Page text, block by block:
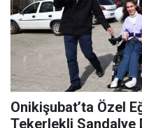
Onikişubat’ta Özel
Tekerlekli Sandalye